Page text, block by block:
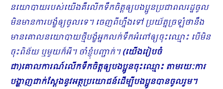
នយោបាយរបស់យើងគឺលើកទឹកចិត្តឲ្យបងប្អូនប្រជាពលរដ្ឋចូល
មិនមានការបង្ខំឲ្យចូលទេ។ ចេញពីហ្នឹងទៅ ប្រយ័ត្នច្រ​ឡំថានឹង
មានគោលនយោបាយថ្មីបង្ខំអ្នកលក់ទឹកអំពៅឲ្យចុះឈ្មោះ បើមិន
ចុះពិន័យ ឬមួយក៏អី។ ចាំខ្ញុំបញ្ជាក់។(យើងរៀបចំ
ជា)គោលការណ៍លើកទឹកចិត្តឲ្យបងប្អូនចុះឈ្មោះ តាមរយៈការ
បង្ហាញជាក់ស្តែងនូវអត្ថប្រ​យោជន៍ដើម្បីបងប្អូនបានចូលរួម។